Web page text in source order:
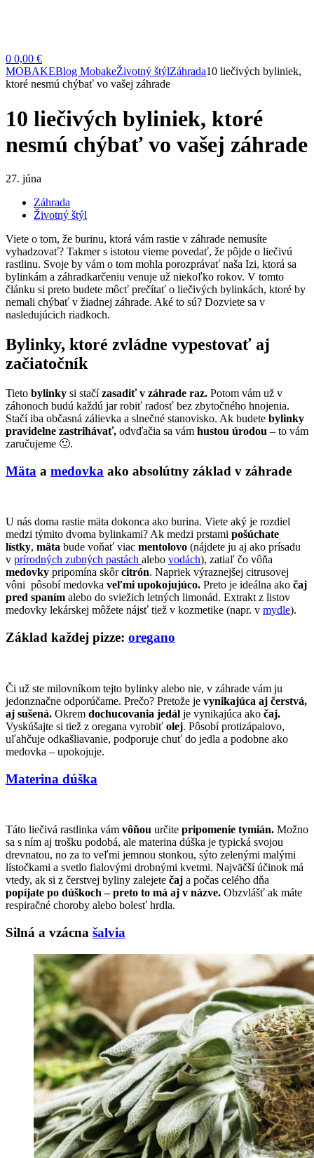
0 0,00 €
MOBAKEBlog MobakeŽivotný štýlZáhrada10 liečivých byliniek,
ktoré nesmú chýbať vo vašej záhrade
10 liečivých byliniek, ktoré
nesmú chýbať vo vašej záhrade
27. júna
Záhrada
Životný štýl
Viete o tom, že burinu, ktorá vám rastie v záhrade nemusíte
vyhadzovať? Takmer s istotou vieme povedať, že pôjde o liečivú
rastlinu. Svoje by vám o tom mohla porozprávať naša Izi, ktorá sa
bylinkám a záhradkarčeniu venuje už niekoľko rokov. V tomto
článku si preto budete môcť prečítať o liečivých bylinkách, ktoré by
nemali chýbať v žiadnej záhrade. Aké to sú? Dozviete sa v
nasledujúcich riadkoch.
Bylinky, ktoré zvládne vypestovať aj
začiatočník
Tieto bylinky si stačízasadiť v záhrade raz. Potom vám už v
záhonoch budú každú jar robiť radosť bez zbytočného hnojenia.
Stačí iba občasná zálievka a slnečné stanovisko. Ak budete bylinky
pravidelne zastrihávať, odvďačia sa vám hustou úrodou – to vám
zaručujeme 🙂.
Mäta a medovka ako absolútny základ v záhrade
U nás doma rastie mäta dokonca ako burina. Viete aký je rozdiel
medzi týmito dvoma bylinkami? Ak medzi prstami pošúchate
lístky, mäta bude voňať viac mentolovo (nájdete ju aj ako prísadu
v prírodných zubných pastách alebo vodách), zatiaľ čo vôňa
medovky pripomína skôrcitrón. Napriek výraznejšej citrusovej
vôni pôsobí medovka veľmi upokojujúco. Preto je ideálna ako čaj
pred spaním alebo do sviežich letných limonád. Extrakt z listov
medovky lekárskej môžete nájsť tiež v kozmetike (napr. v mydle).
Základ každej pizze: oregano
Či už ste milovníkom tejto bylinky alebo nie, v záhrade vám ju
jedonznačne odporúčame. Prečo? Pretože je vynikajúca aj čerstvá,
aj sušená. Okrem dochucovania jedál je vynikajúca ako čaj.
Vyskúšajte si tiež z oregana vyrobiť olej. Pôsobí protizápalovo,
uľahčuje odkašliavanie, podporuje chuť do jedla a podobne ako
medovka – upokojuje.
Materina dúška
Táto liečivá rastlinka vám vôňou určite pripomenie tymián. Možno
sa s ním aj trošku podobá, ale materina dúška je typická svojou
drevnatou, no za to veľmi jemnou stonkou, sýto zelenými malými
lístočkami a svetlo fialovými drobnými kvetmi. Najväčší účinok má
vtedy, ak si z čerstvej byliny zalejete čaj a počas celého dňa
popíjate po dúškoch – preto to má aj v názve. Obzvlášť ak máte
respiračné choroby alebo bolesť hrdla.
Silná a vzácna šalvia